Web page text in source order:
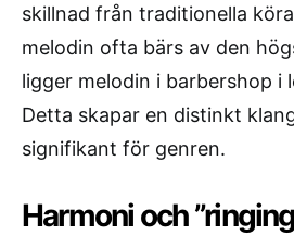
skillnad från traditionella
melodin ofta bärs av den
ligger melodin i barbershop i
Detta skapar en distinkt
signifikant för genren.
Harmoni och